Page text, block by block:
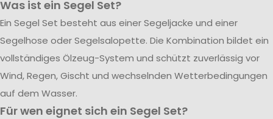
Was ist ein Segel Set?
Ein Segel Set besteht aus einer Segeljacke und einer
Segelhose oder Segelsalopette. Die Kombination bildet ein
vollständiges Ölzeug-System und schützt zuverlässig vor
Wind, Regen, Gischt und wechselnden Wetterbedingungen
auf dem Wasser.
Für wen eignet sich ein Segel Set?